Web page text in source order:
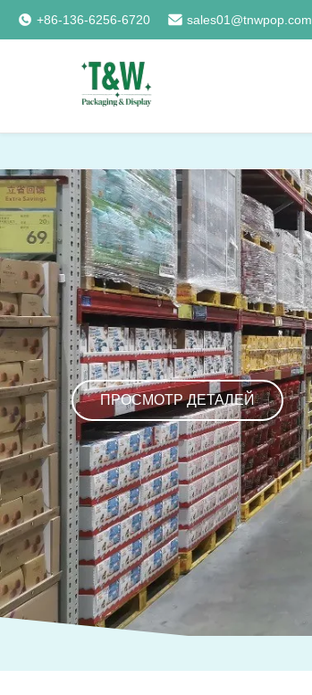
+86-136-6256-6720 sales01@tnwpop.com
ПРОСМОТР ДЕТАЛЕЙ